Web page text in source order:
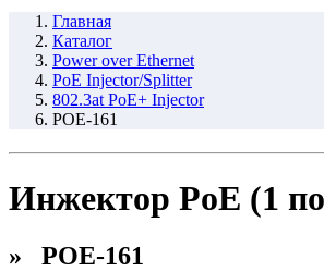
Главная
Каталог
Power over Ethernet
PoE Injector/Splitter
802.3at PoE+ Injector
POE-161
Инжектор PoE (1
» POE-161